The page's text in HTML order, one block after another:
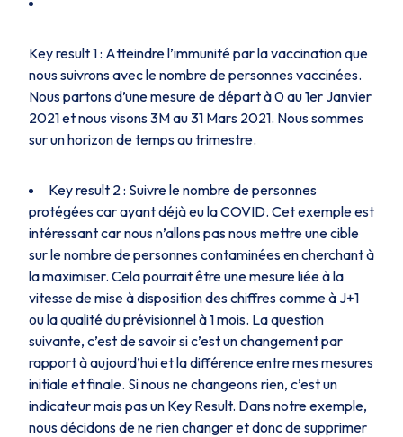
Key result 1 : Atteindre l’immunité par la vaccination que
nous suivrons avec le nombre de personnes vaccinées.
Nous partons d’une mesure de départ à 0 au 1er Janvier
2021 et nous visons 3M au 31 Mars 2021. Nous sommes
sur un horizon de temps au trimestre.
Key result 2 : Suivre le nombre de personnes
protégées car ayant déjà eu la COVID. Cet exemple est
intéressant car nous n’allons pas nous mettre une cible
sur le nombre de personnes contaminées en cherchant à
la maximiser. Cela pourrait être une mesure liée à la
vitesse de mise à disposition des chiffres comme à J+1
ou la qualité du prévisionnel à 1 mois. La question
suivante, c’est de savoir si c’est un changement par
rapport à aujourd’hui et la différence entre mes mesures
initiale et finale. Si nous ne changeons rien, c’est un
indicateur mais pas un Key Result. Dans notre exemple,
nous décidons de ne rien changer et donc de supprimer